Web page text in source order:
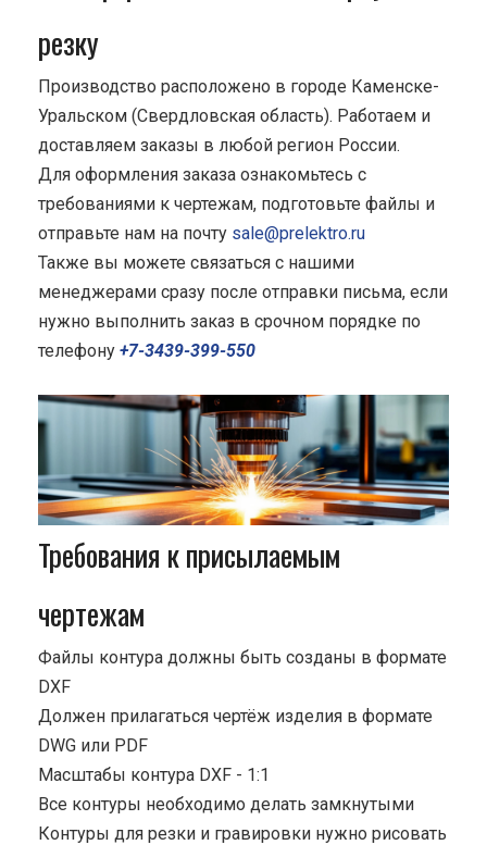
резку
Производство расположено в городе Каменске-
Уральском (Свердловская область). Работаем и
доставляем заказы в любой регион России.
Для оформления заказа ознакомьтесь с
требованиями к чертежам, подготовьте файлы и
отправьте нам на почту sale@prelektro.ru
Также вы можете связаться с нашими
менеджерами сразу после отправки письма, если
нужно выполнить заказ в срочном порядке по
телефону +7-3439-399-550
Требования к присылаемым
чертежам
Файлы контура должны быть созданы в формате
DXF
Должен прилагаться чертёж изделия в формате
DWG или PDF
Масштабы контура DXF - 1:1
Все контуры необходимо делать замкнутыми
Контуры для резки и гравировки нужно рисовать